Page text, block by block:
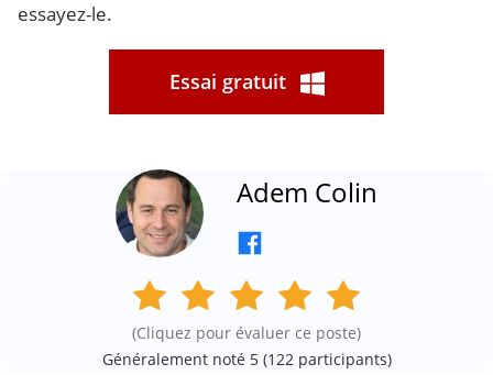
essayez-le.
Essai gratuit
Adem Colin
(Cliquez pour évaluer ce poste)
Généralement noté 5 (122participants)